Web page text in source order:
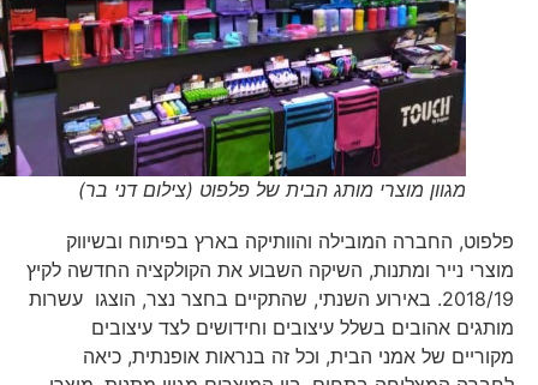
מגוון מוצרי מותג הבית של פלפוט (צילום דני בר)
פלפוט, החברה המובילה והוותיקה בארץ בפיתוח ובשיווק
מוצרי נייר ומתנות, השיקה השבוע את הקולקציה החדשה לקיץ
2018/19. באירוע השנתי, שהתקיים בחצר נצר, הוצגו עשרות
מותגים אהובים בשלל עיצובים וחידושים לצד עיצובים
מקוריים של אמני הבית, וכל זה בנראות אופנתית, כיאה